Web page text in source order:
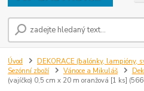
Úvod
DEKORACE (balónky, lampióny,
Sezónní zboží
Vánoce a Mikuláš
(vajíčko) 0,5 cm x 20 m oranžová [1 ks]